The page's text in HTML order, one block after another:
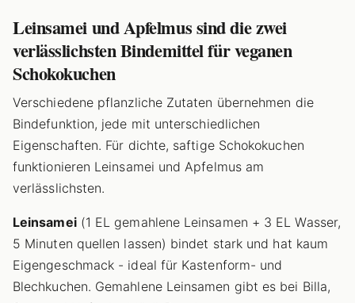
Leinsamei und Apfelmus sind die zwei
verlässlichsten Bindemittel für veganen
Schokokuchen
Verschiedene pflanzliche Zutaten übernehmen die
Bindefunktion, jede mit unterschiedlichen
Eigenschaften. Für dichte, saftige Schokokuchen
funktionieren Leinsamei und Apfelmus am
verlässlichsten.
Leinsamei(1 EL gemahlene Leinsamen + 3 EL Wasser,
5 Minuten quellen lassen) bindet stark und hat kaum
Eigengeschmack - ideal für Kastenform- und
Blechkuchen. Gemahlene Leinsamen gibt es bei Billa,